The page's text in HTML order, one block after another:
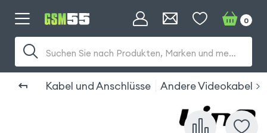
Suchen Sie nach Produkten, Marken und mehr...
0
Kabel und Anschlüsse Andere Videokabel